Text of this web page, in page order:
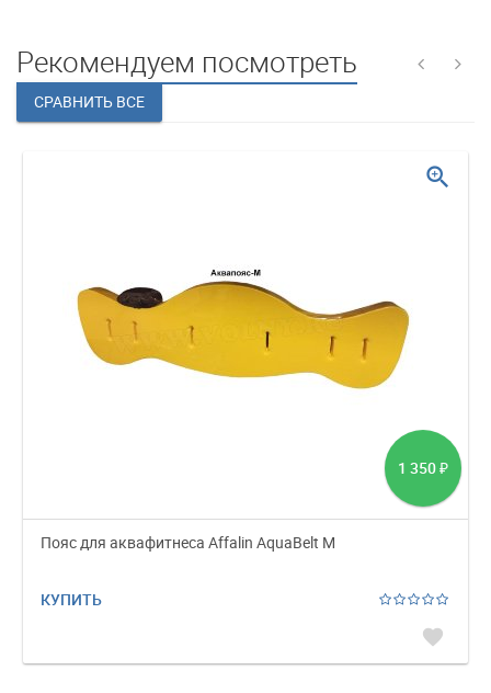
Рекомендуем посмотреть
1 350 ₽
Пояс для аквафитнеса Affalin AquaBelt M
КУПИТЬ
favorite
zoom_in